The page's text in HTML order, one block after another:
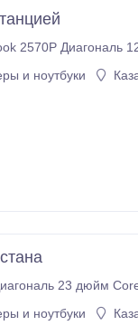
и ноутбуки
23 дюйм
и ноутбуки